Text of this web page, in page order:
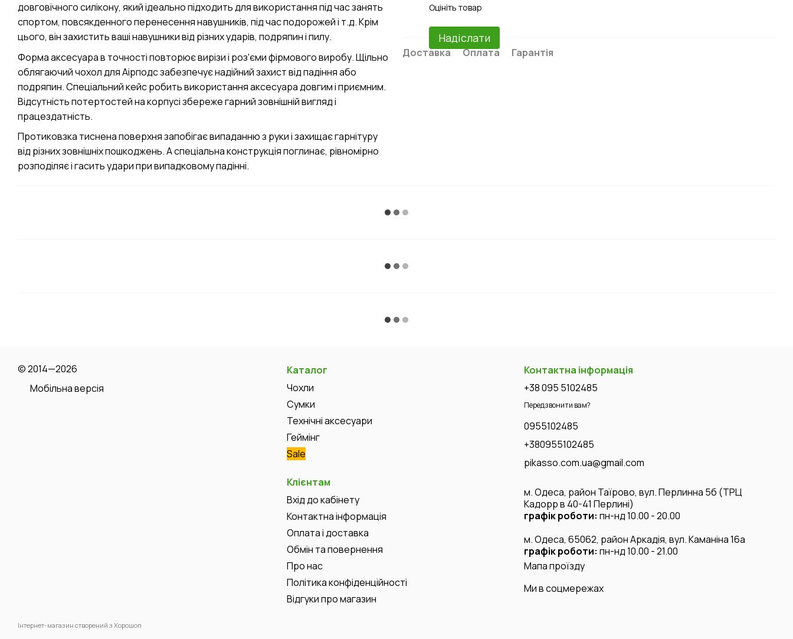
довговічного силікону, який ідеально підходить для використання під час занять
спортом, повсякденного перенесення навушників, під час подорожей і т.д. Крім
цього, він захистить ваші навушники від різних ударів, подряпин і пилу.
Форма аксесуара в точності повторює вирізи і роз'єми фірмового виробу. Щільно
облягаючий чохол для Аірподс забезпечує надійний захист від падіння або
подряпин. Спеціальний кейс робить використання аксесуара довгим і приємним.
Відсутність потертостей на корпусі збереже гарний зовнішній вигляд і
працездатність.
Протиковзка тиснена поверхня запобігає випаданню з руки і захищає гарнітуру
від різних зовнішніх пошкоджень. А спеціальна конструкція поглинає, рівномірно
розподіляє і гасить удари при випадковому падінні.
Оцініть товар
Надіслати
Доставка Оплата Гарантія
© 2014—2026
Мобільна версія
Інтернет-магазин створений з Хорошоп
Каталог
Чохли
Сумки
Технічні аксесуари
Геймінг
Sale
Клієнтам
Вхід до кабінету
Контактна інформація
Оплата і доставка
Обмін та повернення
Про нас
Політика конфіденційності
Відгуки про магазин
Контактна інформація
+38 095 5102485
Передзвонити вам?
0955102485
+380955102485
pikasso.com.ua@gmail.com
м. Одеса, район Таїрово, вул. Перлинна 5б (ТРЦ
Кадорр в 40-41 Перлині)
графік роботи: пн-нд 10.00 - 20.00
м. Одеса, 65062, район Аркадія, вул. Каманіна 16а
графік роботи: пн-нд 10.00 - 21.00
Мапа проїзду
Ми в соцмережах